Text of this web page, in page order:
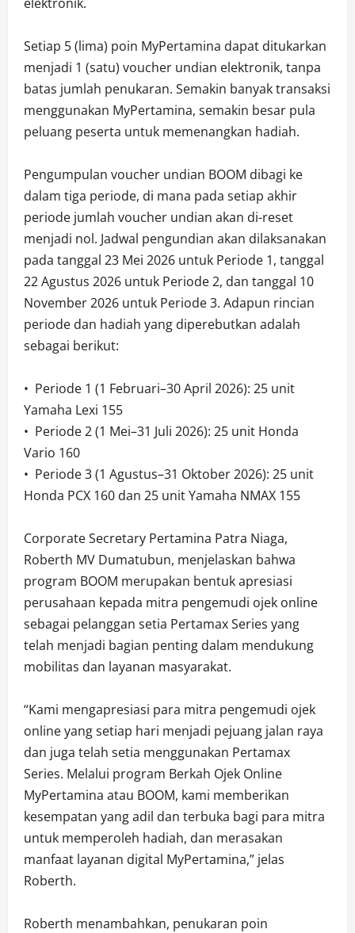
Setiap 5 (lima) poin MyPertamina dapat ditukarkan
menjadi 1 (satu) voucher undian elektronik, tanpa
batas jumlah penukaran. Semakin banyak transaksi
menggunakan MyPertamina, semakin besar pula
peluang peserta untuk memenangkan hadiah.
Pengumpulan voucher undian BOOM dibagi ke
dalam tiga periode, di mana pada setiap akhir
periode jumlah voucher undian akan di-reset
menjadi nol. Jadwal pengundian akan dilaksanakan
pada tanggal 23 Mei 2026 untuk Periode 1, tanggal
22 Agustus 2026 untuk Periode 2, dan tanggal 10
November 2026 untuk Periode 3. Adapun rincian
periode dan hadiah yang diperebutkan adalah
sebagai berikut:
•⁠ ⁠Periode 1 (1 Februari–30 April 2026): 25 unit
Yamaha Lexi 155
•⁠ ⁠Periode 2 (1 Mei–31 Juli 2026): 25 unit Honda
Vario 160
•⁠ ⁠Periode 3 (1 Agustus–31 Oktober 2026): 25 unit
Honda PCX 160 dan 25 unit Yamaha NMAX 155
Corporate Secretary Pertamina Patra Niaga,
Roberth MV Dumatubun, menjelaskan bahwa
program BOOM merupakan bentuk apresiasi
perusahaan kepada mitra pengemudi ojek online
sebagai pelanggan setia Pertamax Series yang
telah menjadi bagian penting dalam mendukung
mobilitas dan layanan masyarakat.
“Kami mengapresiasi para mitra pengemudi ojek
online yang setiap hari menjadi pejuang jalan raya
dan juga telah setia menggunakan Pertamax
Series. Melalui program Berkah Ojek Online
MyPertamina atau BOOM, kami memberikan
kesempatan yang adil dan terbuka bagi para mitra
untuk memperoleh hadiah, dan merasakan
manfaat layanan digital MyPertamina,” jelas
Roberth.
Roberth menambahkan, penukaran poin